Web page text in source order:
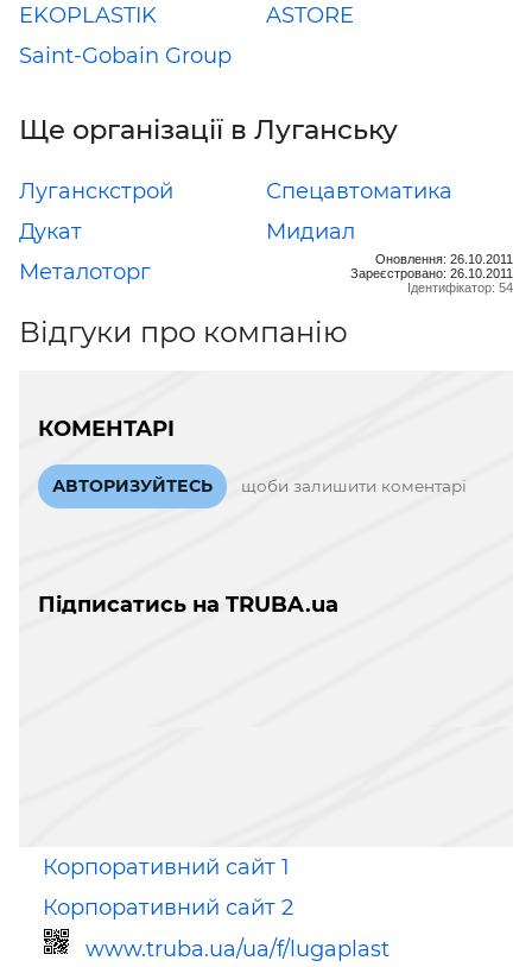
EKOPLASTIK
ASTORE
Saint-Gobain Group
Ще організації в Луганську
Луганскстрой
Спецавтоматика
Дукат
Мидиал
Металоторг
Оновлення: 26.10.2011
Зареєстровано: 26.10.2011
Ідентифікатор: 54
Відгуки про компанію
КОМЕНТАРІ
АВТОРИЗУЙТЕСЬ щоби залишити коментарі
Підписатись на TRUBA.ua
Корпоративний сайт 1
Корпоративний сайт 2
www.truba.ua/ua/f/lugaplast